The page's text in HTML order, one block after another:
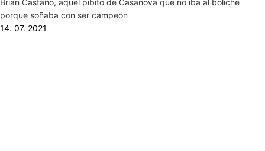
porque soñaba con ser campeón
14. 07. 2021